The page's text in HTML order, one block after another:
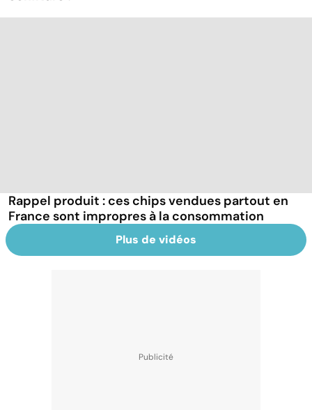
Rappel produit : ces chips vendues partout en
France sont impropres à la consommation
Plus de vidéos